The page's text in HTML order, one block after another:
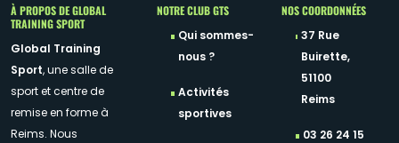
À PROPOS DE GLOBAL
TRAINING SPORT
Global Training
Sport, une salle de
sport et centre de
remise en forme à
Reims. Nous
NOTRE CLUB GTS
Qui sommes-
nous ?
Activités
sportives
NOS COORDONNÉES
37 Rue
Buirette,
51100
Reims
03 26 24 15